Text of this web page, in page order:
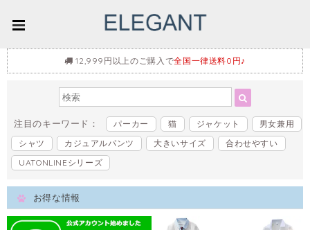
12,999円以上のご購入で全国一律送料0円♪
注目のキーワード： パーカー 猫 ジャケット
男女兼用
シャツ
カジュアルパンツ 大きいサイズ
合わせやすい
UATONLINEシリーズ
お得な情報